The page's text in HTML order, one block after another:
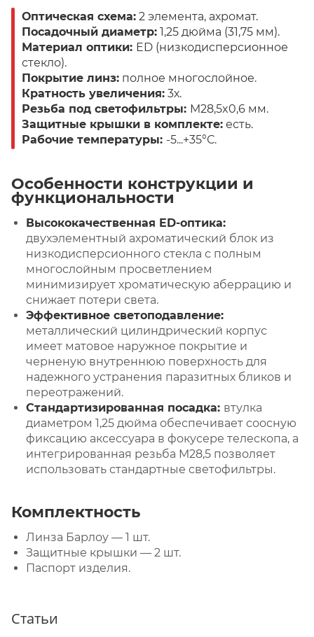
Оптическая схема: 2 элемента, ахромат.
Посадочный диаметр: 1,25 дюйма (31,75 мм).
Материал оптики: ED (низкодисперсионное
стекло).
Покрытие линз: полное многослойное.
Кратность увеличения: 3х.
Резьба под светофильтры: M28,5x0,6 мм.
Защитные крышки в комплекте: есть.
Рабочие температуры: -5...+35°С.
Особенности конструкции и
функциональности
Высококачественная ED-оптика:
двухэлементный ахроматический блок из
низкодисперсионного стекла с полным
многослойным просветлением
минимизирует хроматическую аберрацию и
снижает потери света.
Эффективное светоподавление:
металлический цилиндрический корпус
имеет матовое наружное покрытие и
черненую внутреннюю поверхность для
надежного устранения паразитных бликов и
переотражений.
Стандартизированная посадка: втулка
диаметром 1,25 дюйма обеспечивает соосную
фиксацию аксессуара в фокусере телескопа, а
интегрированная резьба M28,5 позволяет
использовать стандартные светофильтры.
Комплектность
Линза Барлоу — 1 шт.
Защитные крышки — 2 шт.
Паспорт изделия.
Статьи